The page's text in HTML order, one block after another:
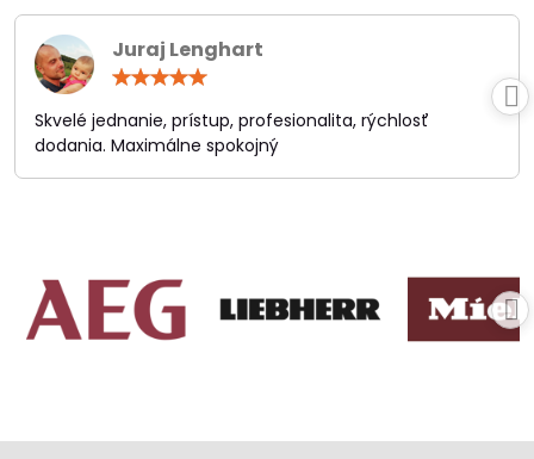
Juraj Lenghart
/
5
Skvelé jednanie, prístup, profesionalita, rýchlosť
dodania. Maximálne spokojný